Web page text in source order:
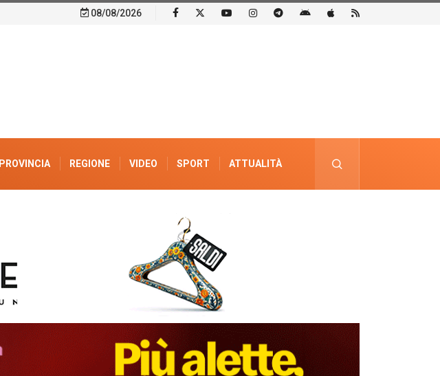
08/08/2026
PROVINCIA REGIONE VIDEO SPORT ATTUALITÀ
PUBBLICITÀ ELETTORALE